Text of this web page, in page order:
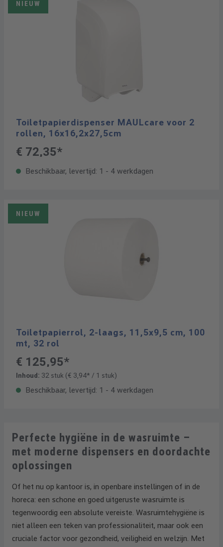
NIEUW
Toiletpapierdispenser MAULcare voor 2
rollen, 16x16,2x27,5cm
€ 72,35*
Beschikbaar, levertijd: 1 - 4 werkdagen
NIEUW
Toiletpapierrol, 2-laags, 11,5x9,5 cm, 100
mt, 32 rol
€ 125,95*
Inhoud: 32 stuk (€ 3,94* / 1 stuk)
Beschikbaar, levertijd: 1 - 4 werkdagen
Perfecte hygiëne in de wasruimte –
met moderne dispensers en doordachte
oplossingen
Of het nu op kantoor is, in openbare instellingen of in de
horeca: een schone en goed uitgeruste wasruimte is
tegenwoordig een absolute vereiste. Wasruimtehygiëne is
niet alleen een teken van professionaliteit, maar ook een
cruciale factor voor gezondheid, veiligheid en welzijn. Met